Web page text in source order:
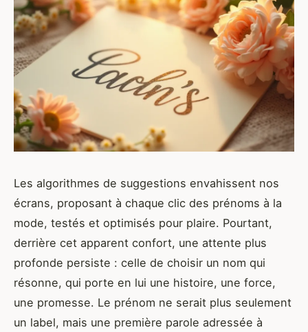
Les algorithmes de suggestions envahissent nos
écrans, proposant à chaque clic des prénoms à la
mode, testés et optimisés pour plaire. Pourtant,
derrière cet apparent confort, une attente plus
profonde persiste : celle de choisir un nom qui
résonne, qui porte en lui une histoire, une force,
une promesse. Le prénom ne serait plus seulement
un label, mais une première parole adressée à